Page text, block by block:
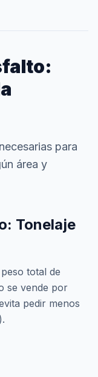
para
área y
Tonelaje
total de
se vende por
pedir menos